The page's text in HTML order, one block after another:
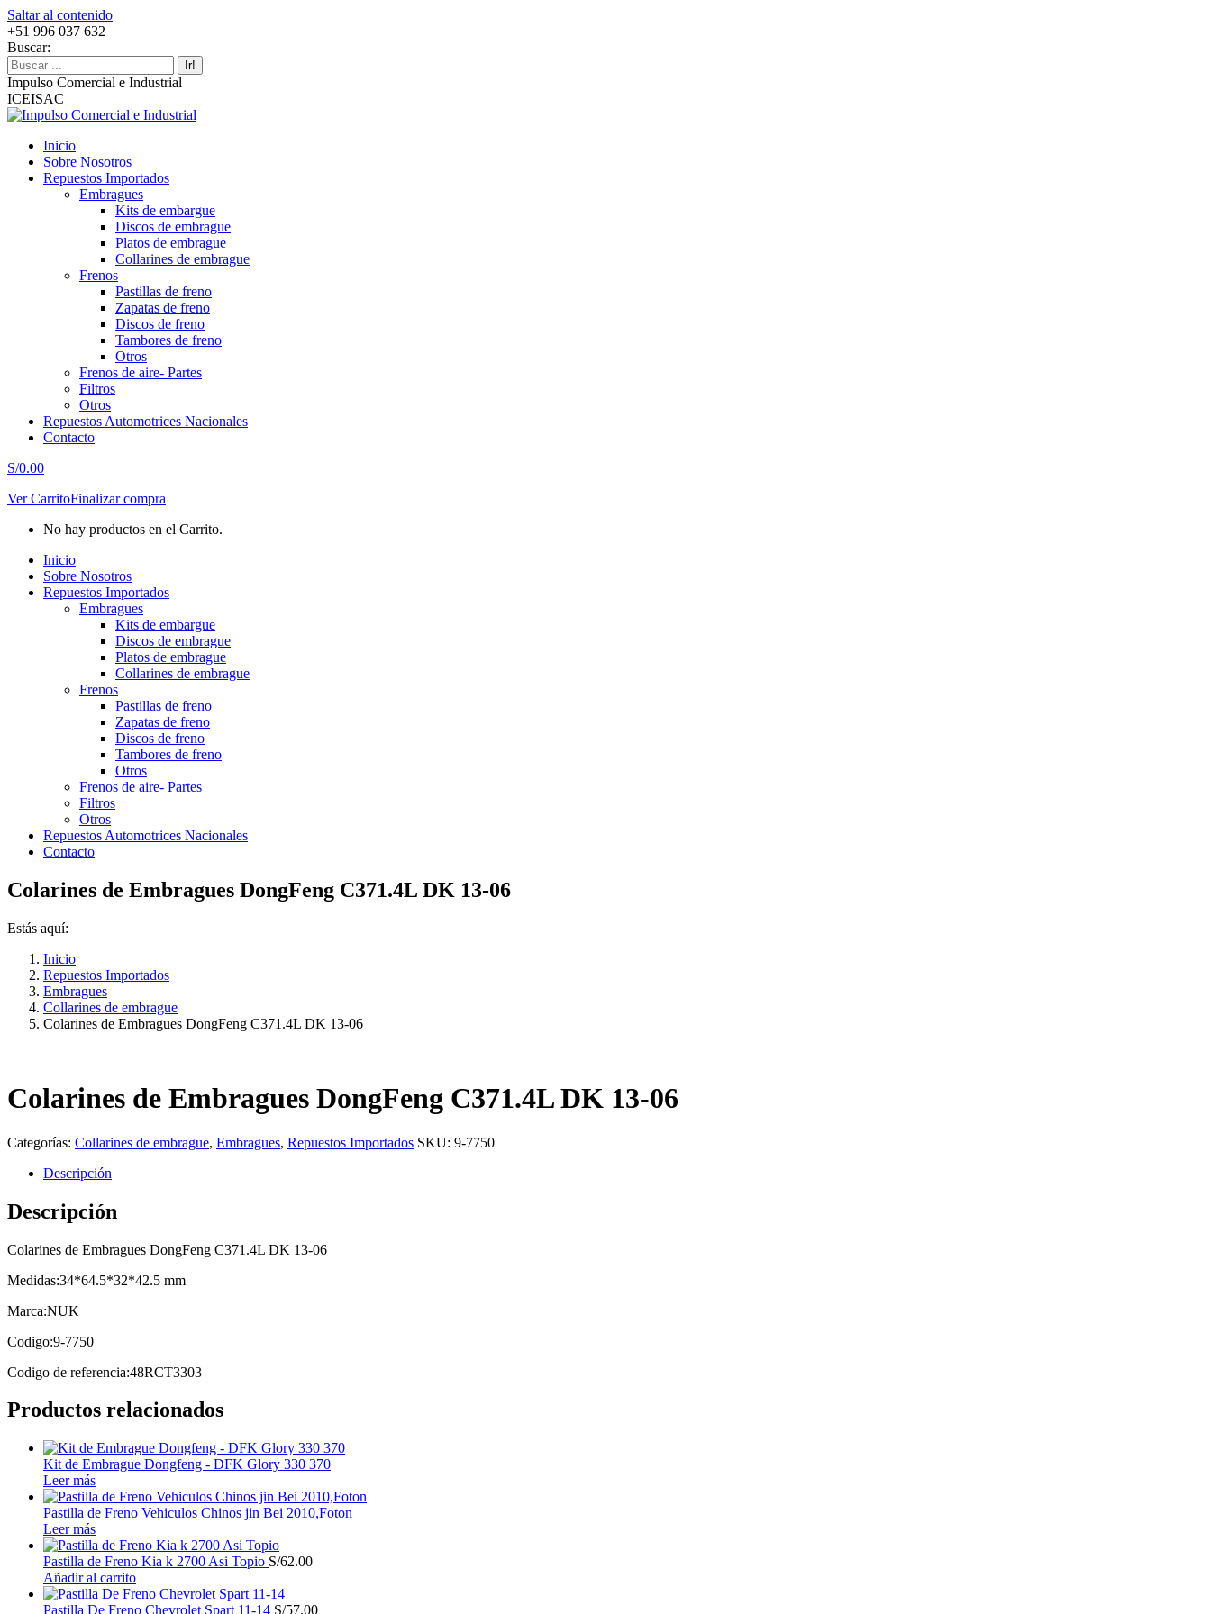
Saltar al contenido
+51 996 037 632
Buscar:
Impulso Comercial e Industrial
ICEISAC
Inicio
Sobre Nosotros
Repuestos Importados
Embragues
Kits de embargue
Discos de embrague
Platos de embrague
Collarines de embrague
Frenos
Pastillas de freno
Zapatas de freno
Discos de freno
Tambores de freno
Otros
Frenos de aire- Partes
Filtros
Otros
Repuestos Automotrices Nacionales
Contacto
S/0.00
Ver CarritoFinalizar compra
No hay productos en el Carrito.
Inicio
Sobre Nosotros
Repuestos Importados
Embragues
Kits de embargue
Discos de embrague
Platos de embrague
Collarines de embrague
Frenos
Pastillas de freno
Zapatas de freno
Discos de freno
Tambores de freno
Otros
Frenos de aire- Partes
Filtros
Otros
Repuestos Automotrices Nacionales
Contacto
Colarines de Embragues DongFeng C371.4L DK 13-06
Estás aquí:
Inicio
Repuestos Importados
Embragues
Collarines de embrague
Colarines de Embragues DongFeng C371.4L DK 13-06
Colarines de Embragues DongFeng C371.4L DK 13-06
Categorías: Collarines de embrague, Embragues, Repuestos Importados SKU: 9-7750
Descripción
Descripción
Colarines de Embragues DongFeng C371.4L DK 13-06
Medidas:34*64.5*32*42.5 mm
Marca:NUK
Codigo:9-7750
Codigo de referencia:48RCT3303
Productos relacionados
Kit de Embrague Dongfeng - DFK Glory 330 370
Leer más
Pastilla de Freno Vehiculos Chinos jin Bei 2010,Foton
Leer más
Pastilla de Freno Kia k 2700 Asi Topio S/62.00
Añadir al carrito
Pastilla De Freno Chevrolet Spart 11-14 S/57.00